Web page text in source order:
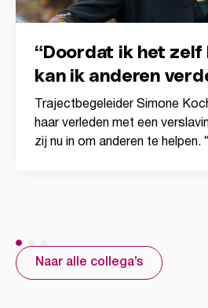
“Doordat ik het zelf
kan ik anderen
Trajectbegeleider Simone
haar verleden met een
zij nu in om anderen te helpen.
Naar alle collega’s